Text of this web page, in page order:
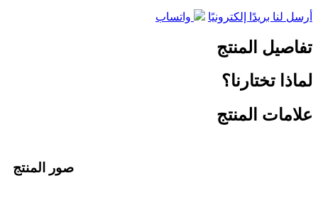
أرسل لنا بريدًا إلكترونيًا واتساب
تفاصيل المنتج
لماذا تختارنا؟
علامات المنتج
صور المنتج